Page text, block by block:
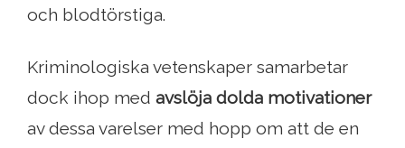
och blodtörstiga.
Kriminologiska vetenskaper samarbetar
dock ihop med avslöja dolda motivationer
av dessa varelser med hopp om att de en